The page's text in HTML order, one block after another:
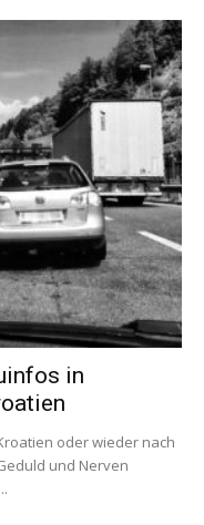
in
oder wieder nach
und Nerven